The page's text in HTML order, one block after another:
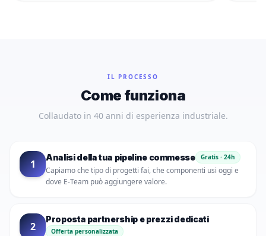
IL PROCESSO
Come funziona
Collaudato in 40 anni di esperienza industriale.
1
Analisi della tua pipeline commesse Gratis · 24h
Capiamo che tipo di progetti fai, che componenti usi oggi e
dove E-Team può aggiungere valore.
2
Proposta partnership e prezzi dedicati
Offerta personalizzata